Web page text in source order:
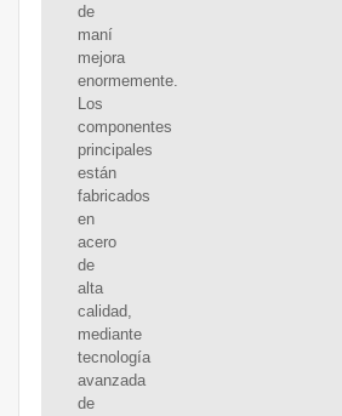
de
maní
mejora
enormemente.
Los
componentes
principales
están
fabricados
en
acero
de
alta
calidad,
mediante
tecnología
avanzada
de